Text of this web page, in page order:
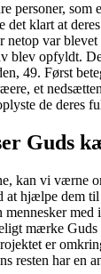
personer, som
det klart at
netop var
blev opfyldt.
49. Først
et
de deres
Guds
kan vi værne
at hjælpe dem
med
mærke
er
resten har en